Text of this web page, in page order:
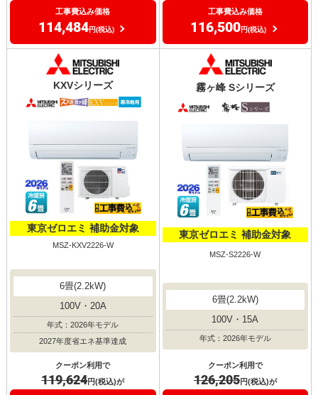
工事費込み価格
114,484円(税込)
工事費込み価格
116,500円(税込)
KXVシリーズ
東京ゼロエミ 補助金対象
MSZ-KXV2226-W
6畳(2.2kW)
100V・20A
年式：2026年モデル
2027年度省エネ基準達成
クーポン利用で
119,624円(税込)が
霧ヶ峰 Sシリーズ
東京ゼロエミ 補助金対象
MSZ-S2226-W
6畳(2.2kW)
100V・15A
年式：2026年モデル
クーポン利用で
126,205円(税込)が